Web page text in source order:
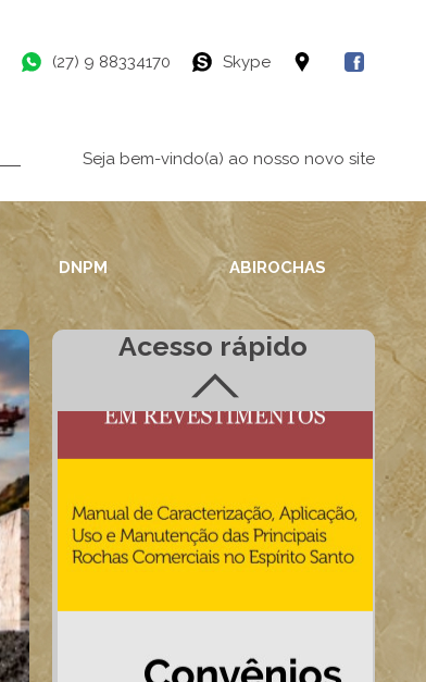
Skype
(27) 9 88334170
Seja bem-vindo(a) ao nosso novo site
DNPM ABIROCHAS
Acesso rápido